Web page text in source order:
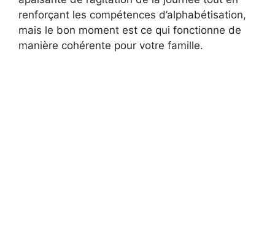
renforçant les compétences d’alphabétisation,
mais le bon moment est ce qui fonctionne de
manière cohérente pour votre famille.